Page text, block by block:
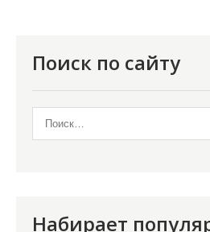
Поиск по сайту
Набирает